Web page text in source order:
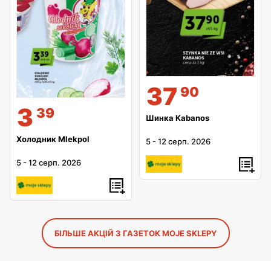
3 39
Холодник Mlekpol
5 -12 серп. 2026
37 90
Шинка Kabanos
5 -12 серп. 2026
БІЛЬШЕ АКЦІЙ З ГАЗЕТОК MOJE SKLEPY